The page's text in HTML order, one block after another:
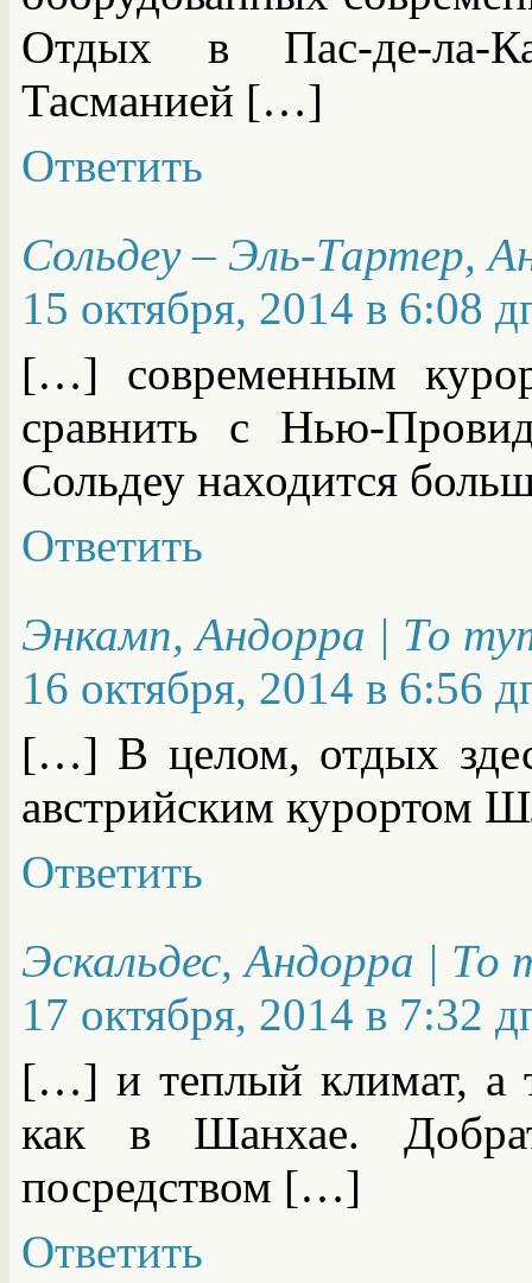
Отдых в Пас-де-ла-
Тасманией […]
Ответить
Сольдеу – Эль-Тартер,
15 октября, 2014 в 6:08
[…] современным
сравнить с Нью-
Сольдеу находится
Ответить
Энкамп, Андорра | То
16 октября, 2014 в 6:56
[…] В целом, отдых
австрийским курортом
Ответить
Эскальдес, Андорра |
17 октября, 2014 в 7:32
[…] и теплый климат, а
как в Шанхае.
посредством […]
Ответить